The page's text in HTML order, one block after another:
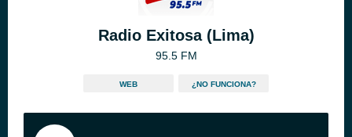
Radio Exitosa (Lima)
95.5 FM
WEB ¿NO FUNCIONA?